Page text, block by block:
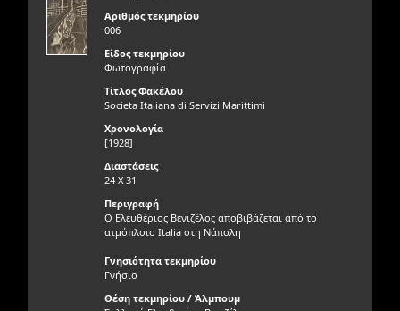
Αριθμός τεκμηρίου
006
Είδος τεκμηρίου
Φωτογραφία
Τίτλος Φακέλου
Societa Italiana di Servizi Marittimi
Χρονολογία
[1928]
Διαστάσεις
24 X 31
Περιγραφή
Ο Ελευθέριος Βενιζέλος αποβιβάζεται από το
ατμόπλοιο Italia στη Νάπολη
Γνησιότητα τεκμηρίου
Γνήσιο
Θέση τεκμηρίου / Άλμπουμ